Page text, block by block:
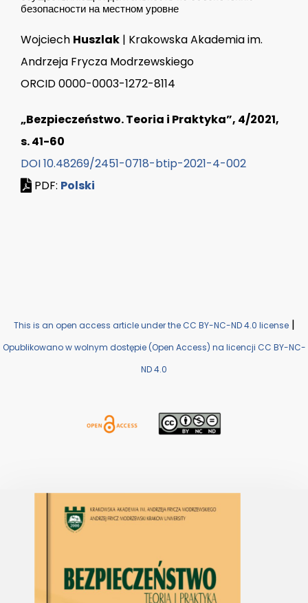
безопасности на местном уровне
Wojciech Huszlak | Krakowska Akademia im.
Andrzeja Frycza Modrzewskiego
ORCID 0000-0003-1272-8114
„Bezpieczeństwo. Teoria i Praktyka”, 4/2021,
s. 41-60
DOI 10.48269/2451-0718-btip-2021-4-002
PDF: Polski
This is an open access article under the CC BY-NC-ND 4.0 license|
Opublikowano w wolnym dostępie (Open Access) na licencji CC BY-NC-
ND 4.0